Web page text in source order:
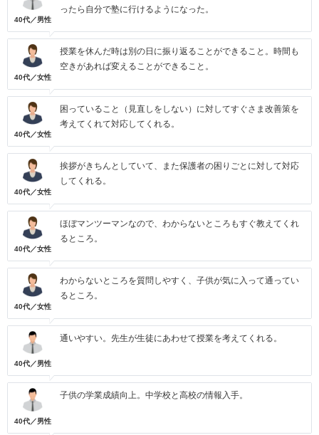
40代／男性
ったら自分で塾に行けるようになった。
40代／女性
授業を休んだ時は別の日に振り返ることができること。時間も
空きがあれば変えることができること。
40代／女性
困っていること（見直しをしない）に対してすぐさま改善策を
考えてくれて対応してくれる。
40代／女性
挨拶がきちんとしていて、また保護者の困りごとに対して対応
してくれる。
40代／女性
ほぼマンツーマンなので、わからないところもすぐ教えてくれ
るところ。
40代／女性
わからないところを質問しやすく、子供が気に入って通ってい
るところ。
40代／男性
通いやすい。先生が生徒にあわせて授業を考えてくれる。
40代／男性
子供の学業成績向上。中学校と高校の情報入手。